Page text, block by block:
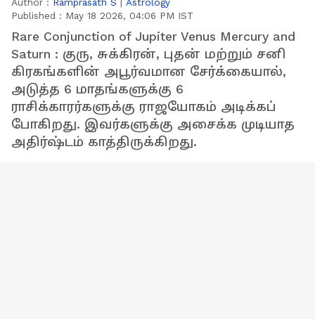
Published : May 18 2026, 04:06 PM IST
Rare Conjunction of Jupiter Venus Mercury and
Saturn : குரு, சுக்கிரன், புதன் மற்றும் சனி
கிரகங்களின் அபூர்வமான சேர்க்கையால்,
அடுத்த 6 மாதங்களுக்கு 6
ராசிக்காரர்களுக்கு ராஜயோகம் அடிக்கப்
போகிறது. இவர்களுக்கு அசைக்க முடியாத
அதிர்ஷ்டம் காத்திருக்கிறது.